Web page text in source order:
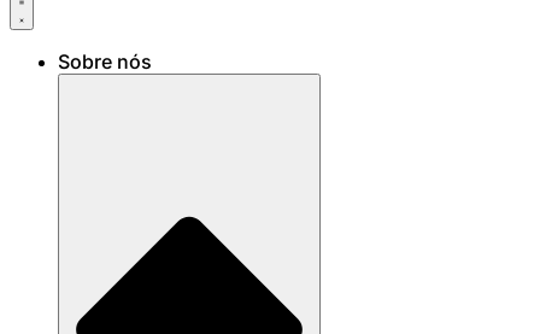
Sobre nós